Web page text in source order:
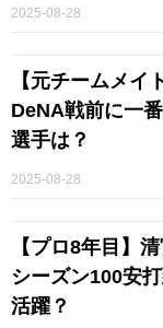
2025-08-28
【元チームメイ
DeNA戦前に一
選手は？
2025-08-28
【プロ8年目】
シーズン100安
活躍？